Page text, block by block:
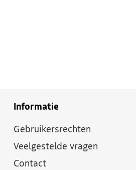
Informatie
Gebruikersrechten
Veelgestelde vragen
Contact